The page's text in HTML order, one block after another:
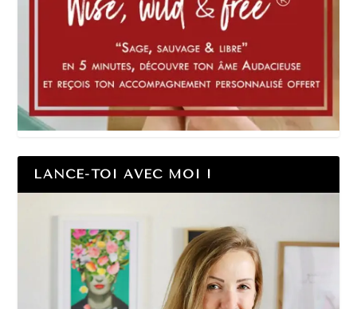
LANCE-TOI AVEC MOI !